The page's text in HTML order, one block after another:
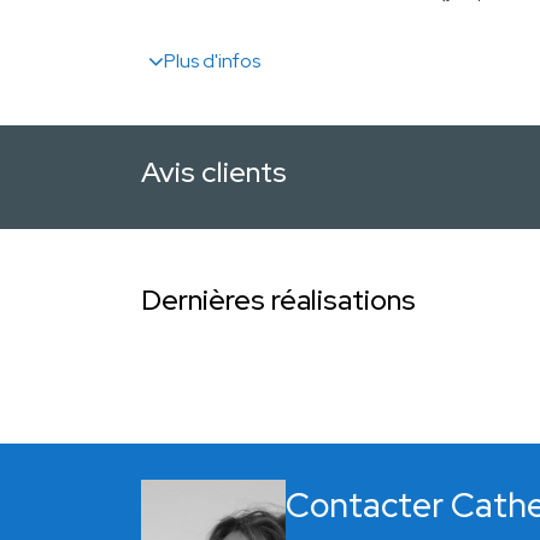
Plus d'infos
Avis clients
Dernières réalisations
Contacter